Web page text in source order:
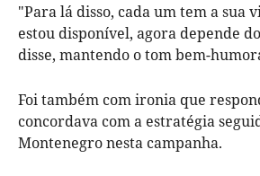
"Para lá disso, cada um tem a sua
estou disponível, agora depende
disse, mantendo o tom bem-
Foi também com ironia que
concordava com a estratégia
Montenegro nesta campanha.